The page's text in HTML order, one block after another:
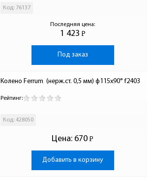
Код: 76137
Последняя цена:
1 423 Р
-
Под заказ
Колено Ferrum  (нерж.ст. 0,5 мм) ф115х90° f2403
Рейтинг:
Код: 428050
Цена: 670 Р
-
Добавить в корзину